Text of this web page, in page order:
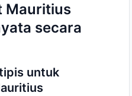
Mauritius
secara
untuk